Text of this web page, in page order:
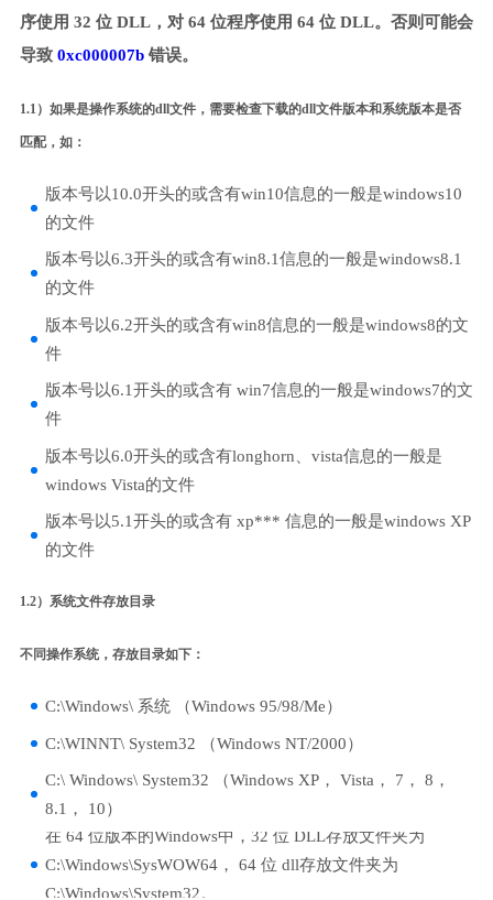
序使用 32 位 DLL，对 64 位程序使用 64 位 DLL。否则可能会
导致 0xc000007b错误。
1.1）如果是操作系统的dll文件，需要检查下载的dll文件版本和系统版本是否
匹配，如：
版本号以10.0开头的或含有win10信息的一般是windows10
的文件
版本号以6.3开头的或含有win8.1信息的一般是windows8.1
的文件
版本号以6.2开头的或含有win8信息的一般是windows8的文
件
版本号以6.1开头的或含有 win7信息的一般是windows7的文
件
版本号以6.0开头的或含有longhorn、vista信息的一般是
windows Vista的文件
版本号以5.1开头的或含有 xp*** 信息的一般是windows XP
的文件
1.2）系统文件存放目录
不同操作系统，存放目录如下：
C:\Windows\ 系统 （Windows 95/98/Me）
C:\WINNT\ System32 （Windows NT/2000）
C:\ Windows\ System32 （Windows XP， Vista， 7， 8，
8.1， 10）
在 64 位版本的Windows中，32 位 DLL存放文件夹为
C:\Windows\SysWOW64， 64 位 dll存放文件夹为
C:\Windows\System32。